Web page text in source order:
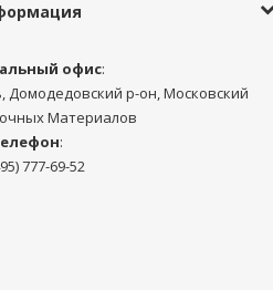
офис:
Домодедовский р-он, Московский
Материалов
:
777-69-52